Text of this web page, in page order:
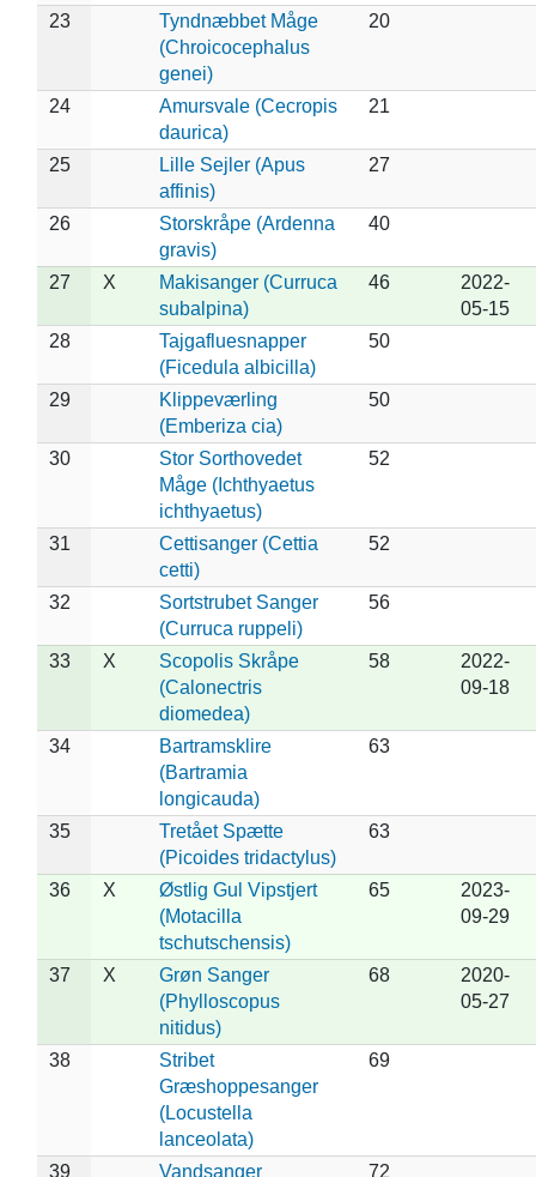
23
Tyndnæbbet Måge
(Chroicocephalus
genei)
20
24
Amursvale (Cecropis
daurica)
21
25
Lille Sejler (Apus
affinis)
27
26
Storskråpe (Ardenna
gravis)
40
27 X
Makisanger (Curruca
subalpina)
46
2022-
05-15
28
Tajgafluesnapper
(Ficedula albicilla)
50
29
Klippeværling
(Emberiza cia)
50
30
Stor Sorthovedet
Måge (Ichthyaetus
ichthyaetus)
52
31
Cettisanger (Cettia
cetti)
52
32
Sortstrubet Sanger
(Curruca ruppeli)
56
33 X
Scopolis Skråpe
(Calonectris
diomedea)
58
2022-
09-18
34
Bartramsklire
(Bartramia
longicauda)
63
35
Tretået Spætte
(Picoides tridactylus)
63
36 X
Østlig Gul Vipstjert
(Motacilla
tschutschensis)
65
2023-
09-29
37 X
Grøn Sanger
(Phylloscopus
nitidus)
68
2020-
05-27
38
Stribet
Græshoppesanger
(Locustella
lanceolata)
69
39 Vandsanger 72